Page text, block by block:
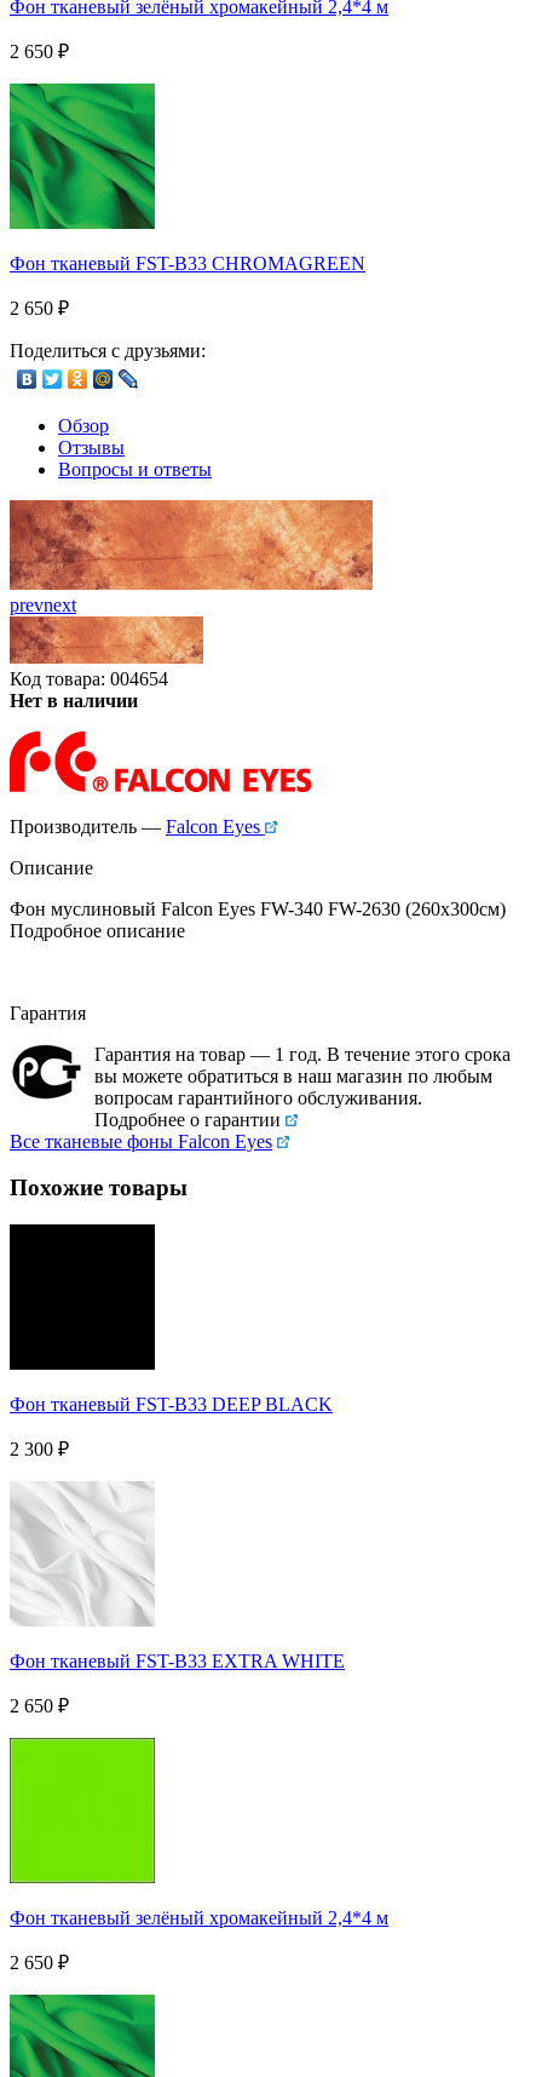
Фон тканевый зелёный хромакейный 2,4*4 м
2 650 ₽
Фон тканевый FST-B33 CHROMAGREEN
2 650 ₽
Поделиться с друзьями:
Обзор
Отзывы
Вопросы и ответы
prevnext
Код товара: 004654
Нет в наличии
Производитель — Falcon Eyes
Описание
Фон муслиновый Falcon Eyes FW-340 FW-2630 (260x300см)
Подробное описание
Гарантия
Гарантия на товар — 1 год. В течение этого срока
вы можете обратиться в наш магазин по любым
вопросам гарантийного обслуживания.
Подробнее о гарантии
Все тканевые фоны Falcon Eyes
Похожие товары
Фон тканевый FST-B33 DEEP BLACK
2 300 ₽
Фон тканевый FST-B33 EXTRA WHITE
2 650 ₽
Фон тканевый зелёный хромакейный 2,4*4 м
2 650 ₽